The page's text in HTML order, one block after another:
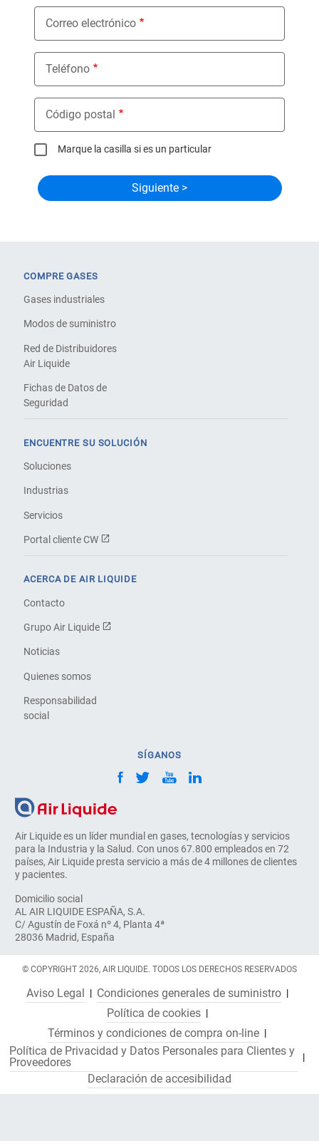
Correo electrónico
Teléfono
Código postal
Marque la casilla si es un particular
Air Liquide es un líder mundial en gases, tecnologías y servicios
para la Industria y la Salud. Con unos 67.800 empleados en 72
países, Air Liquide presta servicio a más de 4 millones de clientes
y pacientes.
Domicilio social
AL AIR LIQUIDE ESPAÑA, S.A.
C/ Agustín de Foxá nº 4, Planta 4ª
28036 Madrid, España
COMPRE GASES
Gases industriales
Modos de suministro
Red de Distribuidores
Air Liquide
Fichas de Datos de
Seguridad
ENCUENTRE SU SOLUCIÓN
Soluciones
Industrias
Servicios
Portal cliente CW
ACERCA DE AIR LIQUIDE
Contacto
Grupo Air Liquide
Noticias
Quienes somos
Responsabilidad
social
SÍGANOS
© COPYRIGHT 2026, AIR LIQUIDE. TODOS LOS DERECHOS RESERVADOS
Aviso Legal
Condiciones generales de suministro
Política de cookies
Términos y condiciones de compra on-line
Política de Privacidad y Datos Personales para Clientes y
Proveedores
Declaración de accesibilidad